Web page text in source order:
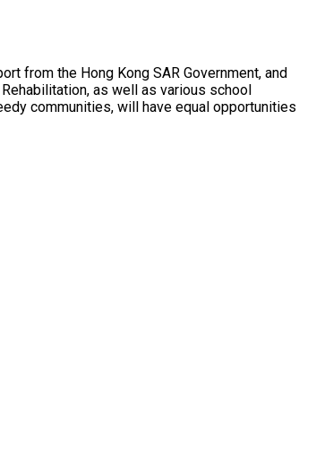
from the Hong Kong SAR Government, and
as well as various school
communities, will have equal opportunities